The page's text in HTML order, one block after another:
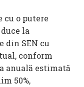
o putere
la
din SEN cu
conform
anuală estimată
50%,